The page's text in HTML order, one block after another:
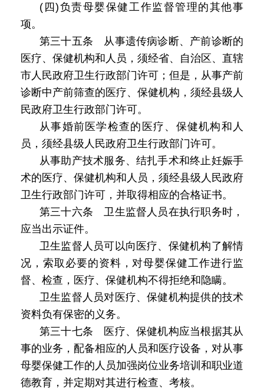
(四)负责母婴保健工作监督管理的其他事
项。
第三十五条 从事遗传病诊断、产前诊断的
医疗、保健机构和人员，须经省、自治区、直辖
市人民政府卫生行政部门许可；但是，从事产前
诊断中产前筛查的医疗、保健机构，须经县级人
民政府卫生行政部门许可。
从事婚前医学检查的医疗、保健机构和人
员，须经县级人民政府卫生行政部门许可。
从事助产技术服务、结扎手术和终止妊娠手
术的医疗、保健机构和人员，须经县级人民政府
卫生行政部门许可，并取得相应的合格证书。
第三十六条 卫生监督人员在执行职务时，
应当出示证件。
卫生监督人员可以向医疗、保健机构了解情
况，索取必要的资料，对母婴保健工作进行监
督、检查，医疗、保健机构不得拒绝和隐瞒。
卫生监督人员对医疗、保健机构提供的技术
资料负有保密的义务。
第三十七条 医疗、保健机构应当根据其从
事的业务，配备相应的人员和医疗设备，对从事
母婴保健工作的人员加强岗位业务培训和职业道
德教育，并定期对其进行检查、考核。